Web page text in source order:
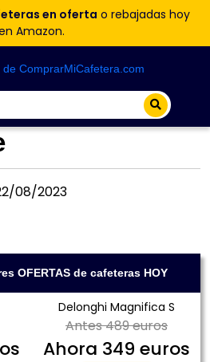
en oferta o rebajadas hoy
Amazon.
08/2023
OFERTAS de cafeteras HOY
Delonghi Magnifica S
Antes489 euros
Ahora 349 euros